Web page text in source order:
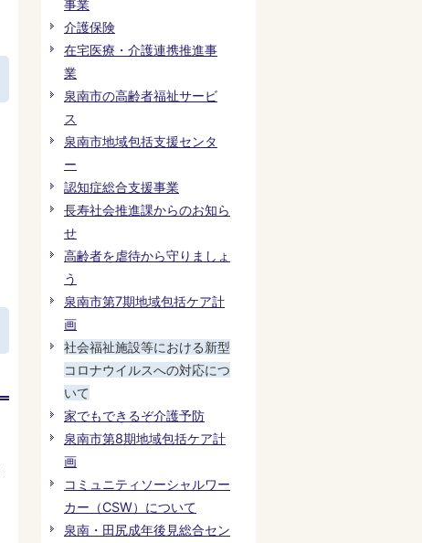
事業
介護保険
在宅医療・介護連携推進事
業
泉南市の高齢者福祉サービ
ス
泉南市地域包括支援センタ
ー
認知症総合支援事業
長寿社会推進課からのお知ら
せ
高齢者を虐待から守りましょ
う
泉南市第7期地域包括ケア計
画
社会福祉施設等における新型
コロナウイルスへの対応につ
いて
家でもできるぞ介護予防
泉南市第8期地域包括ケア計
画
コミュニティソーシャルワー
カー（CSW）について
泉南・田尻成年後見総合セン